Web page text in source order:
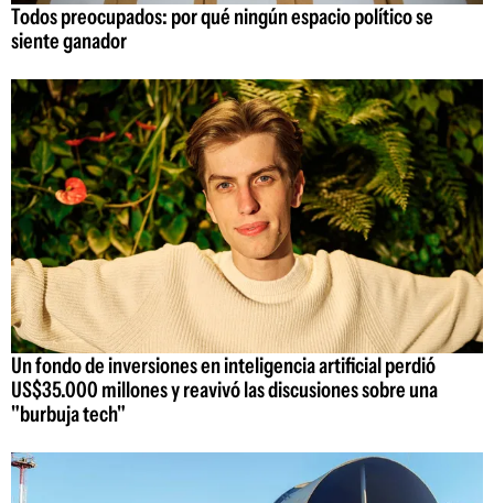
Todos preocupados: por qué ningún espacio político se
siente ganador
Un fondo de inversiones en inteligencia artificial perdió
US$35.000 millones y reavivó las discusiones sobre una
"burbuja tech"